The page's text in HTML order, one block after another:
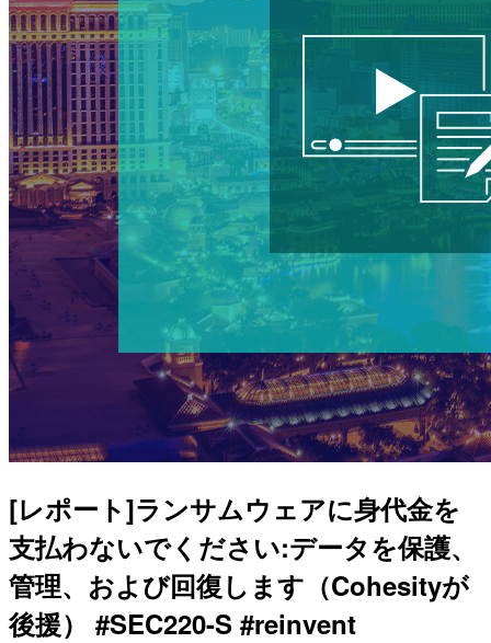
[レポート]ランサムウェアに身代金を
支払わないでください:データを保護、
管理、および回復します（Cohesityが
後援） #SEC220-S #reinvent